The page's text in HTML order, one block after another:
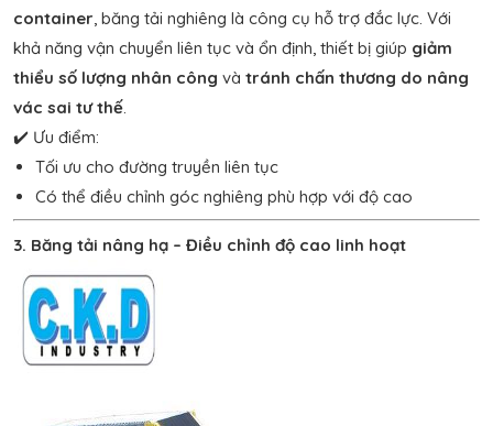
container, băng tải nghiêng là công cụ hỗ trợ đắc lực. Với
khả năng vận chuyển liên tục và ổn định, thiết bị giúp giảm
thiểu số lượng nhân công và tránh chấn thương do nâng
vác sai tư thế.
✔️ Ưu điểm:
Tối ưu cho đường truyền liên tục
Có thể điều chỉnh góc nghiêng phù hợp với độ cao
3. Băng tải nâng hạ – Điều chỉnh độ cao linh hoạt